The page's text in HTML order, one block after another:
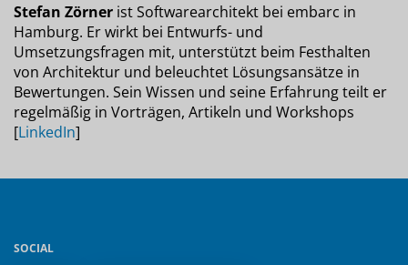
Stefan Zörner ist Softwarearchitekt bei embarc in
Hamburg. Er wirkt bei Entwurfs- und
Umsetzungsfragen mit, unterstützt beim Festhalten
von Architektur und beleuchtet Lösungsansätze in
Bewertungen. Sein Wissen und seine Erfahrung teilt er
regelmäßig in Vorträgen, Artikeln und Workshops
[LinkedIn]
SOCIAL